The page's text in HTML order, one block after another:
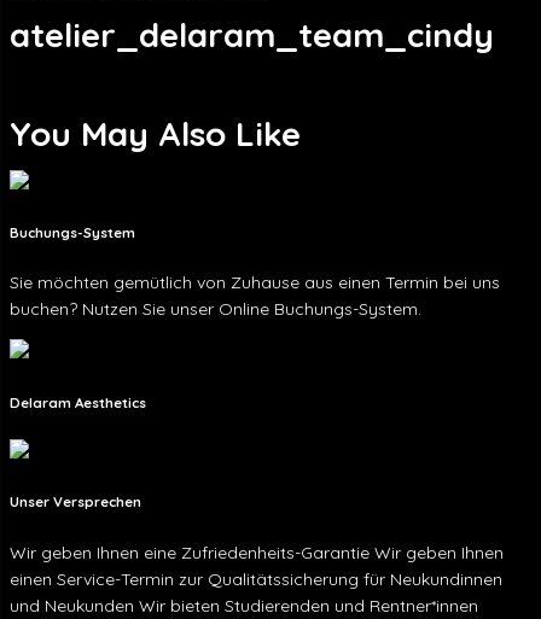
atelier_delaram_team_cindy
You May Also Like
Buchungs-System
Sie möchten gemütlich von Zuhause aus einen Termin bei uns
buchen? Nutzen Sie unser Online Buchungs-System.
Delaram Aesthetics
Unser Versprechen
Wir geben Ihnen eine Zufriedenheits-Garantie Wir geben Ihnen
einen Service-Termin zur Qualitätssicherung für Neukundinnen
und Neukunden Wir bieten Studierenden und Rentner*innen